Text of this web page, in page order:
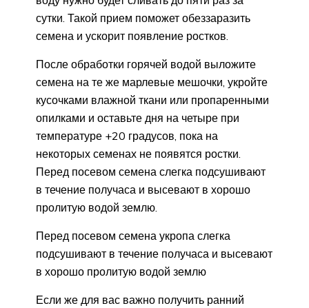
сутки. Такой прием поможет обеззаразить
семена и ускорит появление ростков.
После обработки горячей водой выложите
семена на те же марлевые мешочки, укройте
кусочками влажной ткани или пропаренными
опилками и оставьте дня на четыре при
температуре +20 градусов, пока на
некоторых семенах не появятся ростки.
Перед посевом семена слегка подсушивают
в течение получаса и высевают в хорошо
пролитую водой землю.
Перед посевом семена укропа слегка
подсушивают в течение получаса и высевают
в хорошо пролитую водой землю
Если же для вас важно получить ранний